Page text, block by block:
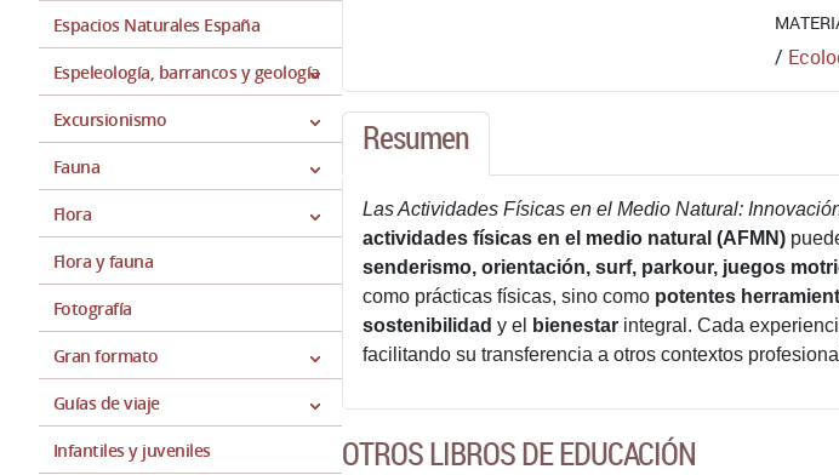
Espacios Naturales España
Espeleología, barrancos y geología
Excursionismo
Fauna
Flora
Flora y fauna
Fotografía
Gran formato
Guías de viaje
Infantiles y juveniles
/
Resumen
Las Actividades Físicas en el Medio Natural:
actividades físicas en el medio natural (AFMN)
senderismo, orientación, surf, parkour, juegos
como prácticas físicas, sino como potentes
sostenibilidad y el bienestar integral. Cada
facilitando su transferencia a otros contextos
OTROS LIBROS DE EDUCACIÓN